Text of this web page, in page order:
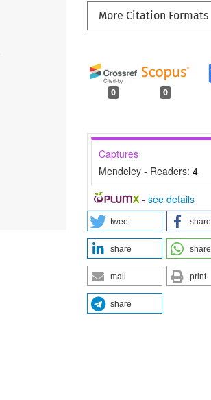
More Citation Formats
0 0
Captures
Mendeley - Readers: 4
- see details
tweet share
share share
mail print
share